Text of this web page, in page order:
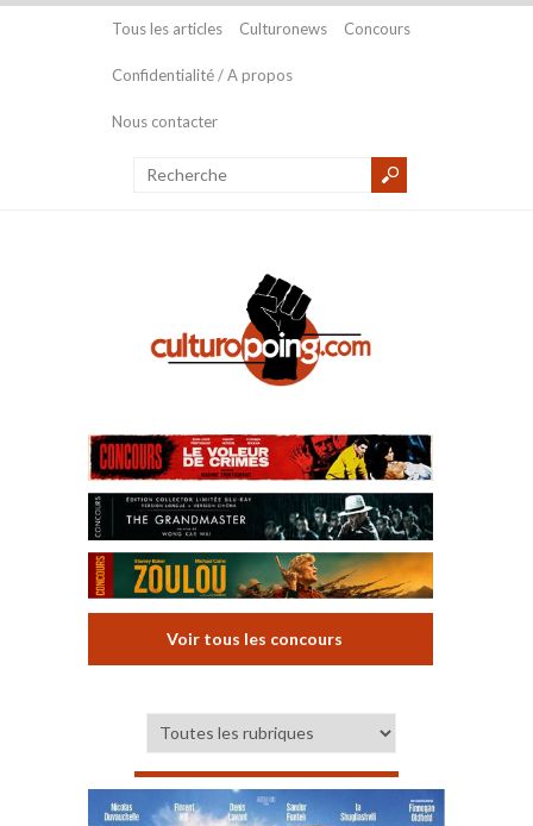
Tous les articles Culturonews Concours
Confidentialité / A propos
Nous contacter
Voir tous les concours